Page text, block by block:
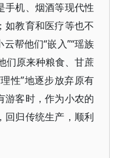
手机、烟酒等现代性
如教育和医疗等也不
帮他们“嵌入”“瑶族
们原来种粮食、甘蔗
性”地逐步放弃原有
游客时，作为小农的
回归传统生产，顺利